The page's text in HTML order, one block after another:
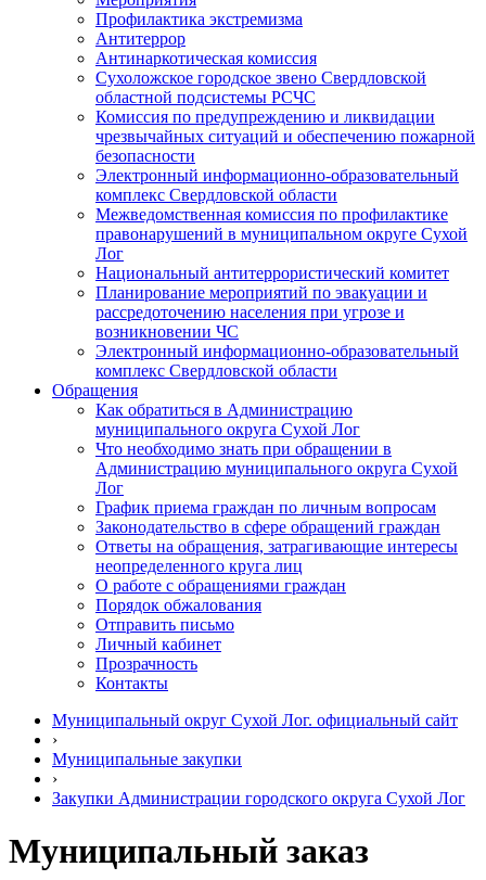
Профилактика экстремизма
Антитеррор
Антинаркотическая комиссия
Сухоложское городское звено Свердловской
областной подсистемы РСЧС
Комиссия по предупреждению и ликвидации
чрезвычайных ситуаций и обеспечению пожарной
безопасности
Электронный информационно-образовательный
комплекс Cвердловской области
Межведомственная комиссия по профилактике
правонарушений в муниципальном округе Сухой
Лог
Национальный антитеррористический комитет
Планирование мероприятий по эвакуации и
рассредоточению населения при угрозе и
возникновении ЧС
Электронный информационно-образовательный
комплекс Свердловской области
Обращения
Как обратиться в Администрацию
муниципального округа Сухой Лог
Что необходимо знать при обращении в
Администрацию муниципального округа Сухой
Лог
График приема граждан по личным вопросам
Законодательство в сфере обращений граждан
Ответы на обращения, затрагивающие интересы
неопределенного круга лиц
О работе с обращениями граждан
Порядок обжалования
Отправить письмо
Личный кабинет
Прозрачность
Контакты
Муниципальный округ Сухой Лог. официальный сайт
›
Муниципальные закупки
›
Закупки Администрации городского округа Сухой Лог
Муниципальный заказ